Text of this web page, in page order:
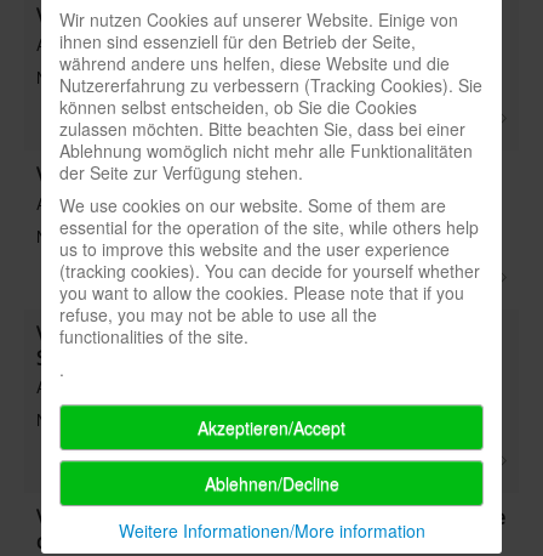
Vertigo(Import) - 5_91 S.47
Art: Titel
Note:
VerTIPPT - nochmal!(Heidelberger) - 7_09 S.65
Art: Titel
Note:
Verwendung nachhaltiger Materialien bei
Spielen(Reportage) - 6_10 S.52
Art: Stichwort
Note:
Verwerfliche Meeplebehandlung(Serie: Spielelemete
der Neuzeit) - 3_24 S.46
Wir nutzen Cookies auf unserer Website. Einige von
ihnen sind essenziell für den Betrieb der Seite,
während andere uns helfen, diese Website und die
Nutzererfahrung zu verbessern (Tracking Cookies). Sie
können selbst entscheiden, ob Sie die Cookies
zulassen möchten. Bitte beachten Sie, dass bei einer
Ablehnung womöglich nicht mehr alle Funktionalitäten
der Seite zur Verfügung stehen.
We use cookies on our website. Some of them are
essential for the operation of the site, while others help
us to improve this website and the user experience
(tracking cookies). You can decide for yourself whether
you want to allow the cookies. Please note that if you
refuse, you may not be able to use all the
functionalities of the site.
.
Akzeptieren/Accept
Ablehnen/Decline
Weitere Informationen/More information